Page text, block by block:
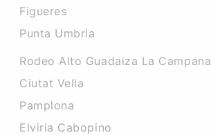
Figueres
Punta Umbria
Rodeo Alto Guadaiza La Campana
Ciutat Vella
Pamplona
Elviria Cabopino